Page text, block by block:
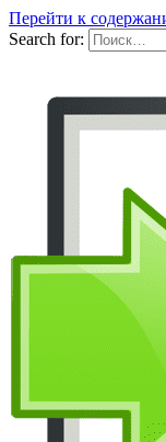
Перейти к
Search for: